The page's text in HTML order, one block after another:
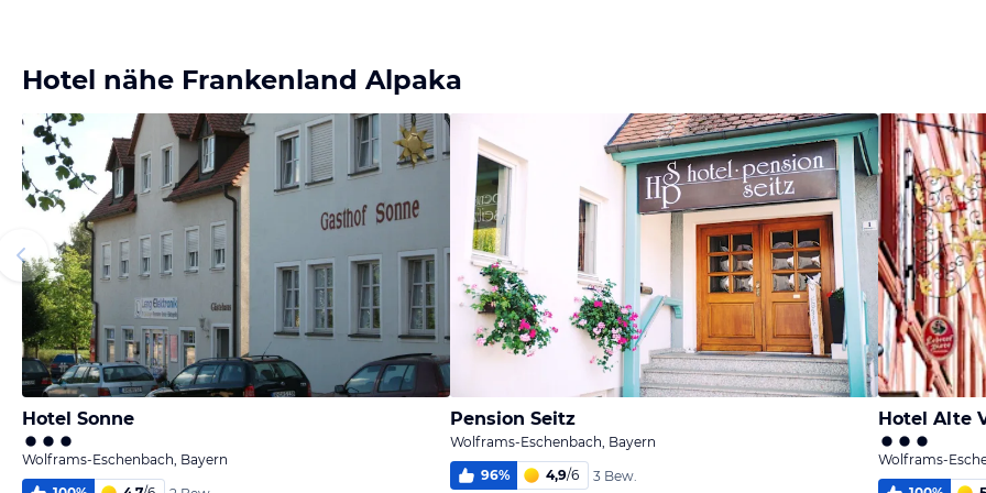
Hotel nähe Frankenland Alpaka
Hotel Sonne
Wolframs-Eschenbach, Bayern
Pension Seitz
Wolframs-Eschenbach, Bayern
96% 4,9/6 3 Bew.
Hotel Alte
Wolframs-